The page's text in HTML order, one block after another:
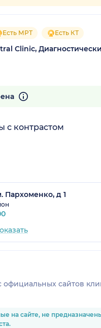
Есть МРТ Есть КТ
Clinic,
с контрастом
Пархоменко, д 1
сайтов
на сайте, не